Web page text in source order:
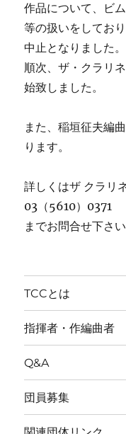
作品について、ビ
等の扱いをしてお
中止となりました。
順次、ザ・クラリ
始致しました。
また、稲垣征夫編
ります。
詳しくはザ クラリ
03（5610）0371
までお問合せ下さい
TCCとは
指揮者・作編曲者
Q&A
団員募集